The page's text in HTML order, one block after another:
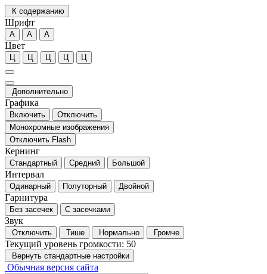
К содержанию
Шрифт
А А А
Цвет
Ц Ц Ц Ц Ц
Дополнительно
Графика
Включить
Отключить
Монохромные изображения
Отключить Flash
Кернинг
Стандартный Средний Большой
Интервал
Одинарный Полуторный Двойной
Гарнитура
Без засечек С засечками
Звук
Отключить Тише Нормально Громче
Текущий уровень громкости: 50
Вернуть стандартные настройки
Обычная версия сайта